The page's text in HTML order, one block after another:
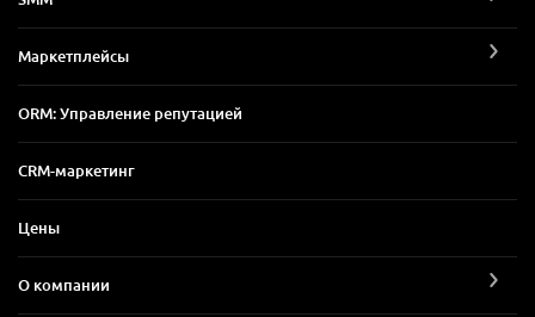
Маркетплейсы
ORM: Управление репутацией
CRM-маркетинг
Цены
О компании